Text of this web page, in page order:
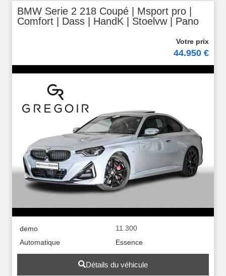
BMW Serie 2 218 Coupé | Msport pro |
Comfort | Dass | HandK | Stoelvw | Pano
44.950 €
demo
11.300
Automatique
Essence
Détails du véhicule